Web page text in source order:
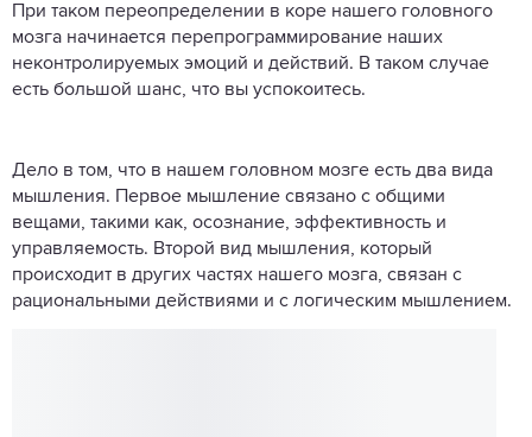
При таком переопределении в коре нашего головного
мозга начинается перепрограммирование наших
неконтролируемых эмоций и действий. В таком случае
есть большой шанс, что вы успокоитесь.
Дело в том, что в нашем головном мозге есть два вида
мышления. Первое мышление связано с общими
вещами, такими как, осознание, эффективность и
управляемость. Второй вид мышления, который
происходит в других частях нашего мозга, связан с
рациональными действиями и с логическим мышлением.